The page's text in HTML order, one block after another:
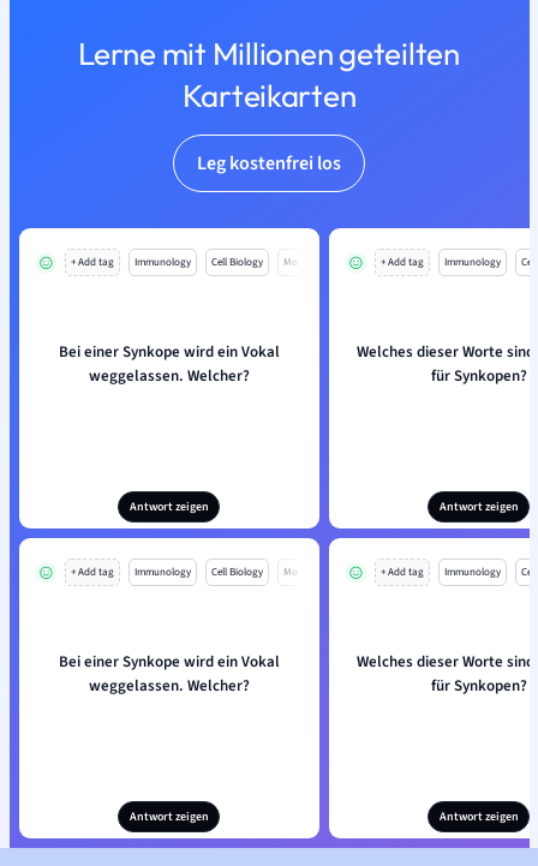
Lerne mit Millionen geteilten
Karteikarten
Leg kostenfrei los
+ Add tag Immunology Cell Biology Mo
Bei einer Synkope wird ein Vokal
weggelassen. Welcher?
Antwort zeigen
+ Add tag Immunology
Welches dieser Worte
für Synkopen?
Antwort zeigen
+ Add tag Immunology Cell Biology Mo
Bei einer Synkope wird ein Vokal
weggelassen. Welcher?
Antwort zeigen
+ Add tag Immunology
Welches dieser Worte
für Synkopen?
Antwort zeigen